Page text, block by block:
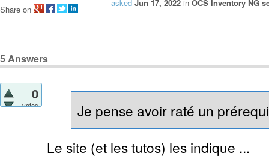
asked Jun 17, 2022 in OCS Inventory NG
Share on
5Answers
0
votes
Je pense avoir raté un
Le site (et les tutos) les indique ...